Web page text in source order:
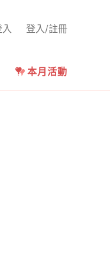
登入/註冊
本月活動